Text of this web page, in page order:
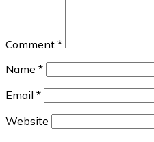
Comment *
Name *
Email *
Website